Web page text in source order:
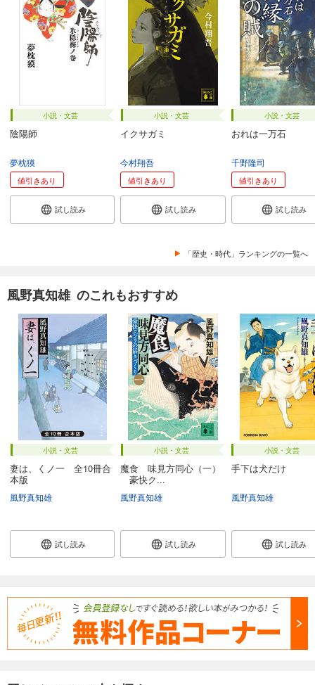
小説・文芸
陰陽師
夢枕獏
値引きあり
試し読み
小説・文芸
イクサガミ
今村翔吾
値引きあり
試し読み
小説・文芸
おれは一万石
千野隆司
値引きあり
試し読み
「歴史・時代」ランキングの一覧へ
風野真知雄 のこれもおすすめ
小説・文芸
妻は、くノ一 全10冊合
本版
風野真知雄
試し読み
小説・文芸
魔食 味見方同心（一）
豪快ク...
風野真知雄
試し読み
小説・文芸
手下は犬だけ
風野真知雄
試し読み